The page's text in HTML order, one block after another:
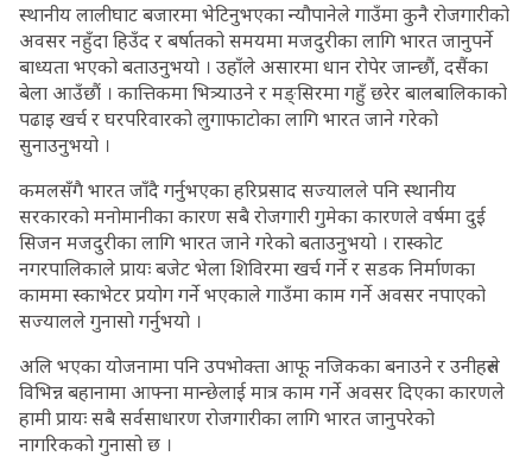
स्थानीय लालीघाट बजारमा भेटिनुभएका न्यौपानेले गाउँमा कुनै रोजगारीको
अवसर नहुँदा हिउँद र बर्षातको समयमा मजदुरीका लागि भारत जानुपर्ने
बाध्यता भएको बताउनुभयो । उहाँले असारमा धान रोपेर जान्छौं, दसैंका
बेला आउँछौं । कात्तिकमा भित्र्याउने र मङ्सिरमा गहुँ छरेर बालबालिकाको
पढाइ खर्च र घरपरिवारको लुगाफाटोका लागि भारत जाने गरेको
सुनाउनुभयो ।
कमलसँगै भारत जाँदै गर्नुभएका हरिप्रसाद सज्यालले पनि स्थानीय
सरकारको मनोमानीका कारण सबै रोजगारी गुमेका कारणले वर्षमा दुई
सिजन मजदुरीका लागि भारत जाने गरेको बताउनुभयो । रास्कोट
नगरपालिकाले प्रायः बजेट भेला शिविरमा खर्च गर्ने र सडक निर्माणका
काममा स्काभेटर प्रयोग गर्ने भएकाले गाउँमा काम गर्ने अवसर नपाएको
सज्यालले गुनासो गर्नुभयो ।
अलि भएका योजनामा पनि उपभोक्ता आफू नजिकका बनाउने र उनीहरुले
विभिन्न बहानामा आफ्ना मान्छेलाई मात्र काम गर्ने अवसर दिएका कारणले
हामी प्रायः सबै सर्वसाधारण रोजगारीका लागि भारत जानुपरेको
नागरिकको गुनासो छ ।